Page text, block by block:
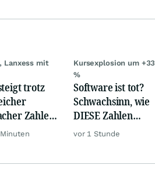
Lanxess mit
trotz
Zahlen,
Öl teurer
Kursexplosion um +33
%
Software ist tot?
Schwachsinn, wie
DIESE Zahlen
zeigen!
vor 1 Stunde